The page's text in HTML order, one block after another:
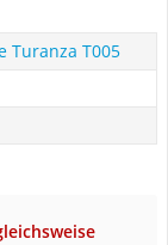
Turanza T005